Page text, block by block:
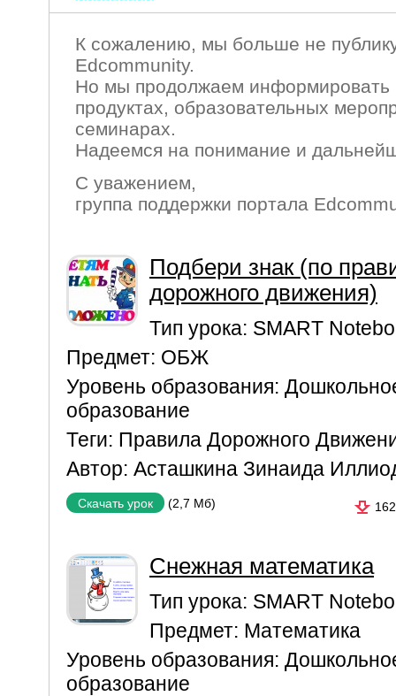
К сожалению, мы больше не
Edcommunity.
Но мы продолжаем информировать
продуктах, образовательных
семинарах.
Надеемся на понимание и
С уважением,
группа поддержки портала
Подбери знак (по
дорожного движения)
Тип урока: SMART
Предмет: ОБЖ
Уровень образования:
образование
Теги: Правила Дорожного
Автор: Асташкина Зинаида
Скачать урок (2,7 Мб) 162
Снежная математика
Тип урока: SMART
Предмет: Математика
Уровень образования:
образование